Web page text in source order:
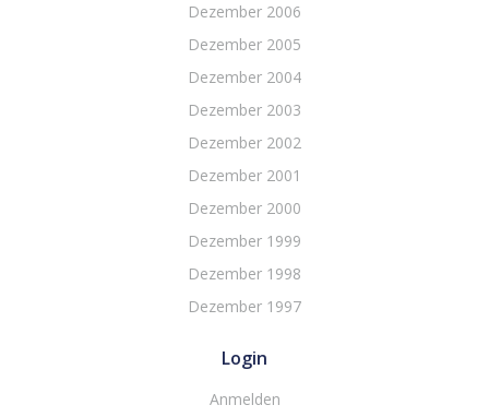
Dezember 2006
Dezember 2005
Dezember 2004
Dezember 2003
Dezember 2002
Dezember 2001
Dezember 2000
Dezember 1999
Dezember 1998
Dezember 1997
Login
Anmelden